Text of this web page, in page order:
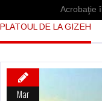
Acrobaţie
Iisus a
PLATOUL DE LA GIZEH
Mar